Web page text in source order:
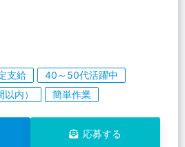
支給
40～50代活躍中
内）
簡単作業
応募する